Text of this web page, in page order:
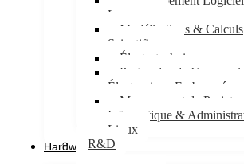
Langages
Modélisations & Calculs
Scientifiques
Électrotechnique
Protocoles de
Électronique Embarquée
Management de Projet
Informatique &
Linux
R&D
Hardware